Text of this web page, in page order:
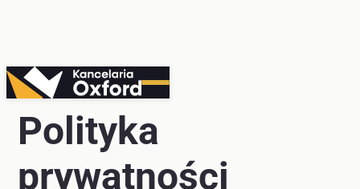
Przejdź
do
treści
Polityka
prywatności